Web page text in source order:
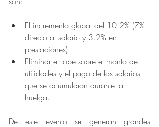
El incremento global del 10.2% (7%
directo al salario y 3.2% en
prestaciones).
Eliminar el tope sobre el monto de
utilidades y el pago de los salarios
que se acumularon durante la
huelga.
De este evento se generan grandes